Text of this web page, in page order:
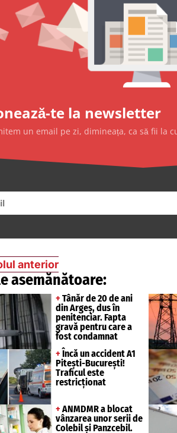
te la newsletter
un email pe zi, dimineața, ca să fii la
anterior
asemănătoare:
+ Tânăr de 20 de ani
din Argeș, dus în
penitenciar. Fapta
gravă pentru care a
fost condamnat
+ Încă un accident A1
Pitești-București!
Traficul este
restricționat
+ ANMDMR a blocat
vânzarea unor serii de
Colebil și Panzcebil.